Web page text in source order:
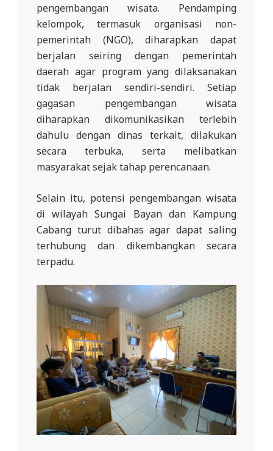
pengembangan wisata. Pendamping
kelompok, termasuk organisasi non-
pemerintah (NGO), diharapkan dapat
berjalan seiring dengan pemerintah
daerah agar program yang dilaksanakan
tidak berjalan sendiri-sendiri. Setiap
gagasan pengembangan wisata
diharapkan dikomunikasikan terlebih
dahulu dengan dinas terkait, dilakukan
secara terbuka, serta melibatkan
masyarakat sejak tahap perencanaan.
Selain itu, potensi pengembangan wisata
di wilayah Sungai Bayan dan Kampung
Cabang turut dibahas agar dapat saling
terhubung dan dikembangkan secara
terpadu.